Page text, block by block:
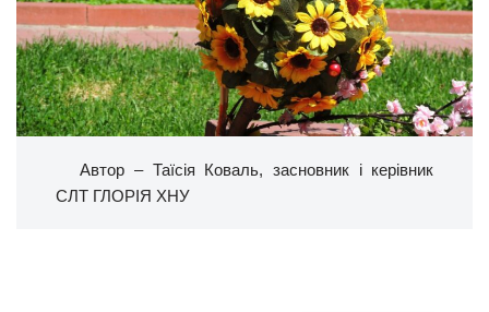
Автор – Таїсія Коваль, засновник і керівник
СЛТ ГЛОРІЯ ХНУ